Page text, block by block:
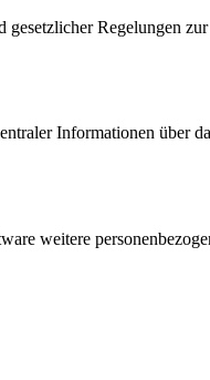
Regelungen
Informationen über
weitere